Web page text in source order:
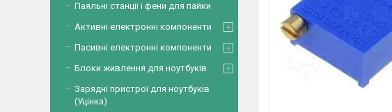
Паяльні станції і фени для пайки
Активні електронні компоненти
Пасивні електронні компоненти
Блоки живлення для ноутбуків
Зарядні пристрої для ноутбуків
(Уцінка)